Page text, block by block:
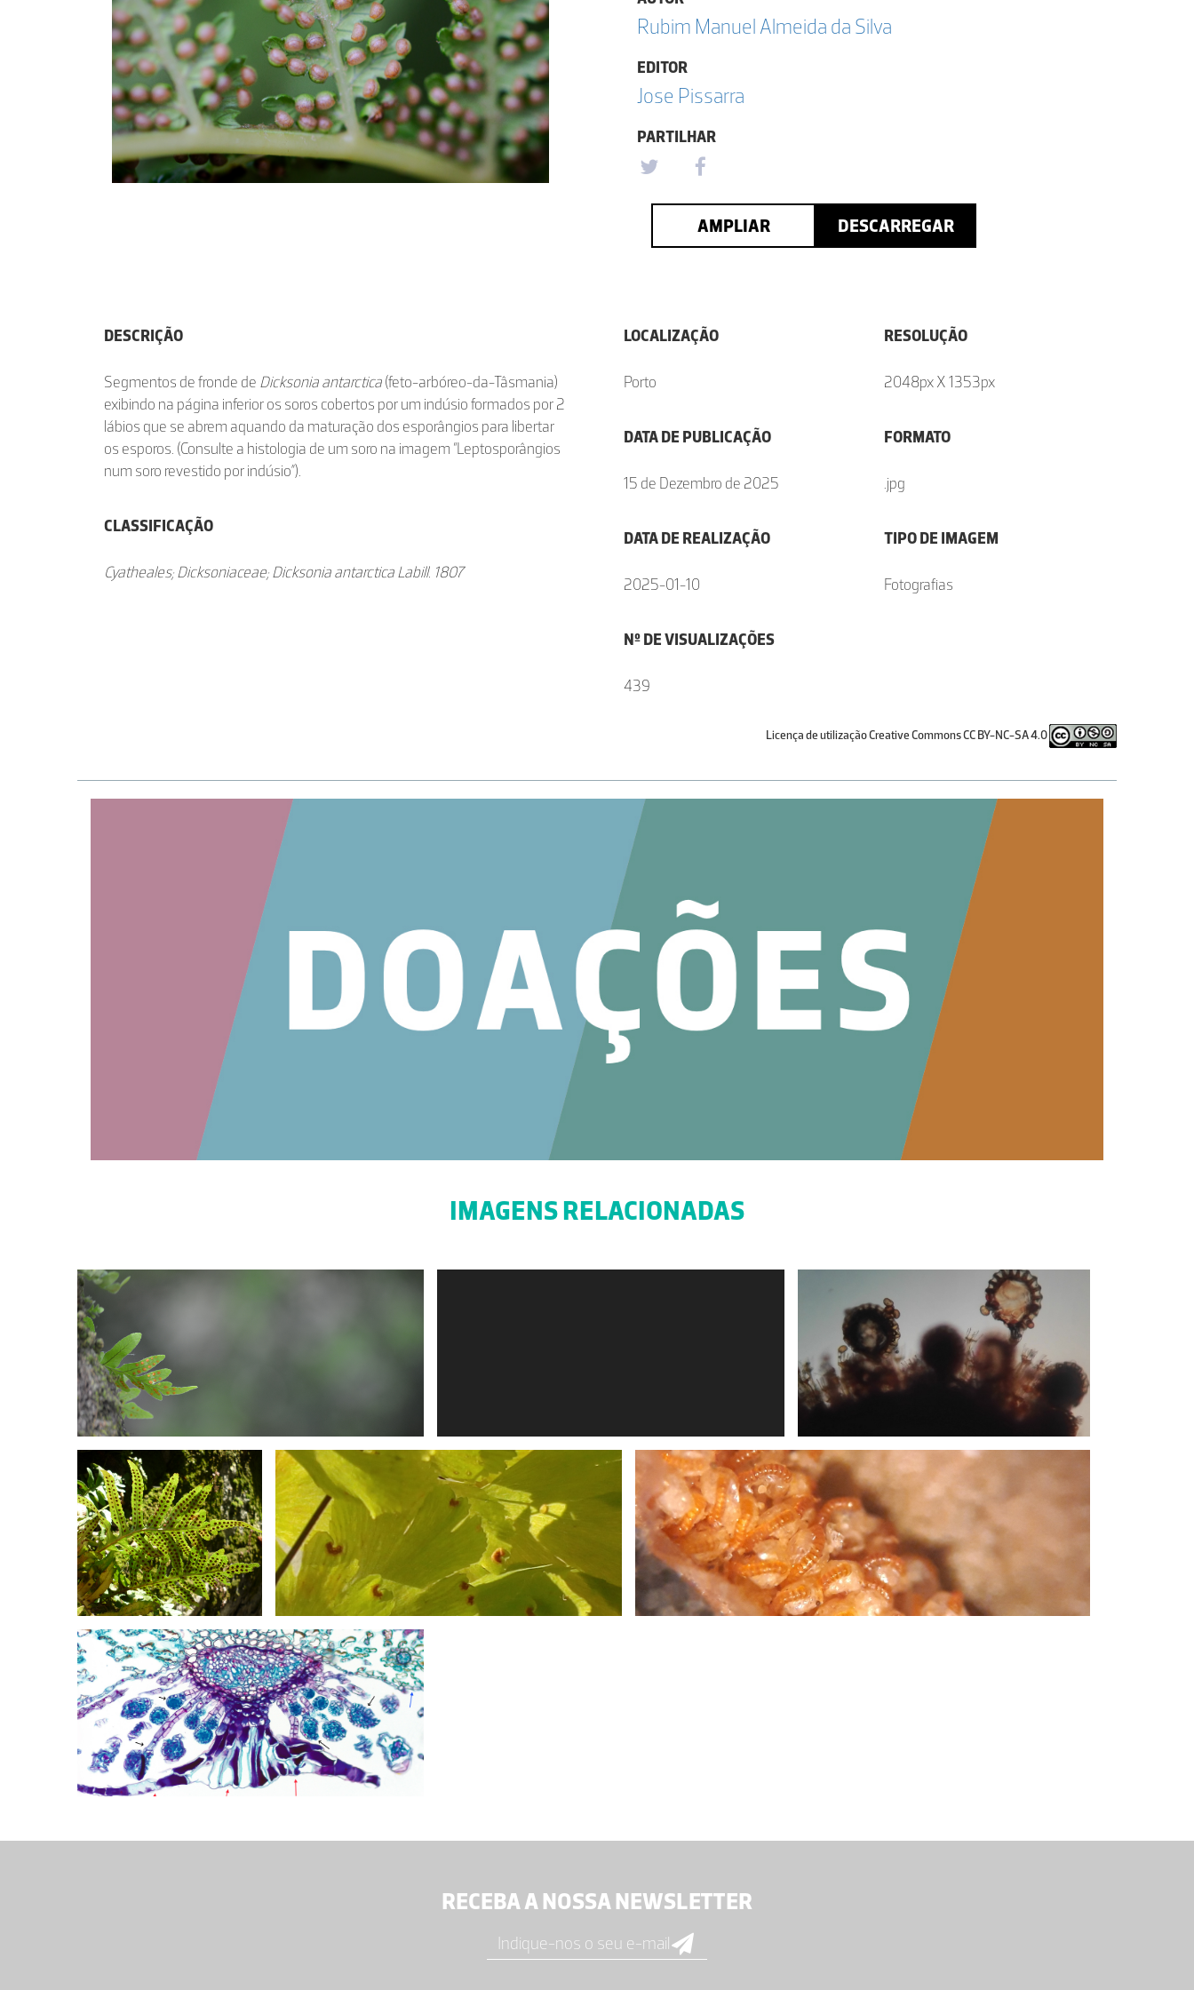
Rubim Manuel Almeida da Silva
EDITOR
Jose Pissarra
PARTILHAR
AMPLIAR DESCARREGAR
DESCRIÇÃO
Segmentos de fronde de Dicksonia antarctica(feto-arbóreo-da-Tâsmania)
exibindo na página inferior os soros cobertos por um indúsio formados por 2
lábios que se abrem aquando da maturação dos esporângios para libertar
os esporos. (Consulte a histologia de um soro na imagem “Leptosporângios
num soro revestido por indúsio”).
CLASSIFICAÇÃO
Cyatheales; Dicksoniaceae; Dicksonia antarctica Labill. 1807
LOCALIZAÇÃO
Porto
DATA DE PUBLICAÇÃO
15 de Dezembro de 2025
DATA DE REALIZAÇÃO
2025-01-10
Nº DE VISUALIZAÇÕES
439
RESOLUÇÃO
2048px X 1353px
FORMATO
.jpg
TIPO DE IMAGEM
Fotografias
Licença de utilização Creative Commons CC BY-NC-SA 4.0
IMAGENS RELACIONADAS
RECEBA A NOSSA NEWSLETTER